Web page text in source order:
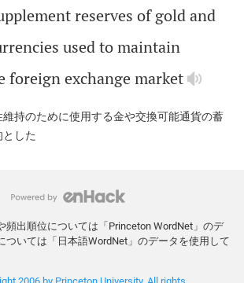
reserves of goldand
usedtomaintain
foreignexchange market
持のために使用する金や交換可能通貨の蓄
した
頻出順位については「Princeton WordNet」のデ
ついては「日本語WordNet」のデータを使用して